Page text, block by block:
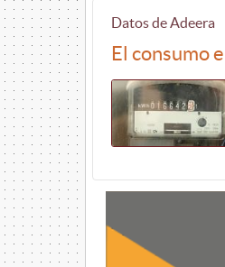
Datos de Adeera
El consumo